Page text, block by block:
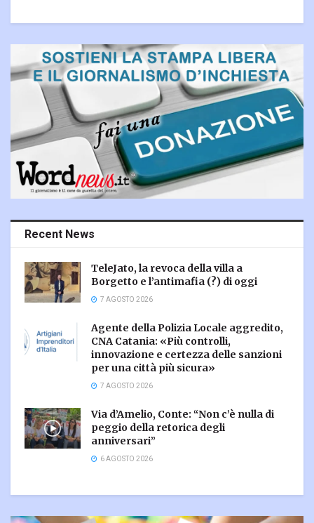
Recent News
TeleJato, la revoca della villa a
Borgetto e l’antimafia (?) di oggi
7 AGOSTO 2026
Agente della Polizia Locale aggredito,
CNA Catania: «Più controlli,
innovazione e certezza delle sanzioni
per una città più sicura»
7 AGOSTO 2026
Via d’Amelio, Conte: “Non c’è nulla di
peggio della retorica degli
anniversari”
6 AGOSTO 2026